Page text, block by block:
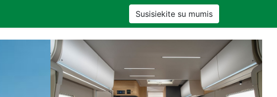
Susisiekite su mumis